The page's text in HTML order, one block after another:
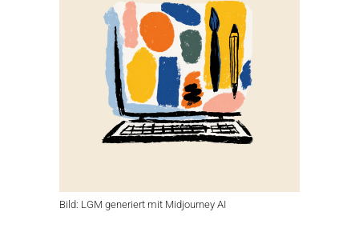
Bild: LGM generiert mit Midjourney AI